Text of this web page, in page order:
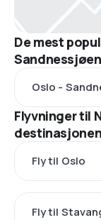
De mest
Sandnessjøen
Oslo -
Flyvninger til
Fly til Oslo
Fly til